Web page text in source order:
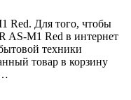
Red. Для того, чтобы
AS-M1 Red в интернет
техники
товар в корзину